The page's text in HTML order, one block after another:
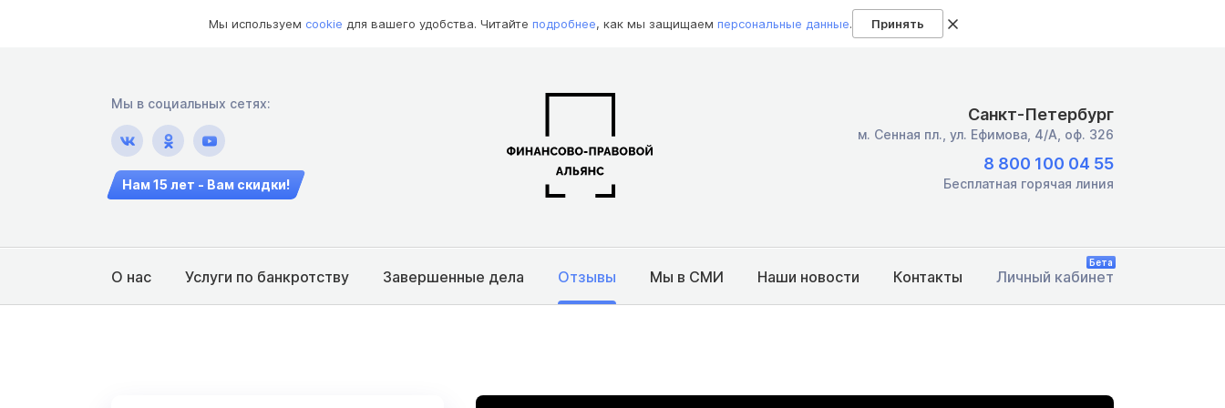
Мы используем cookie для вашего удобства. Читайте подробнее, как мы защищаем персональные данные. Принять
Мы в социальных сетях:
Нам 15 лет - Вам скидки!
Санкт-Петербург
м. Сенная пл., ул. Ефимова, 4/А, оф. 326
8 800 100 04 55
Бесплатная горячая линия
О нас Услуги по банкротству Завершенные дела Отзывы Мы в СМИ Наши новости Контакты Личный кабинет
Бета